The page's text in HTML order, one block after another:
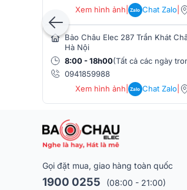
Xem hình ảnh
Zalo Chat Zalo|
Bảo Châu Elec 287 Trần Khát
Hà Nội
8:00 - 18h00(Tất cả các ngày
0941859988
Xem hình ảnh
Zalo Chat Zalo|
Gọi đặt mua, giao hàng toàn quốc
1900 0255 (08:00 - 21:00)